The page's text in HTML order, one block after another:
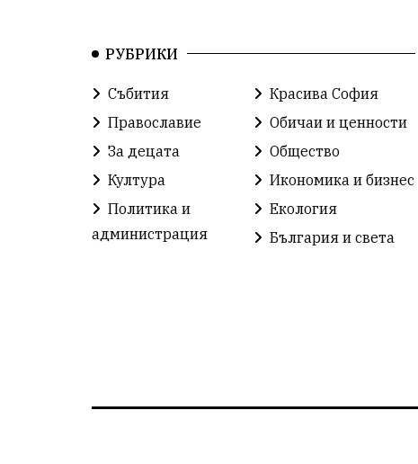
РУБРИКИ
Събития
Красива София
Православие
Обичаи и ценности
За децата
Общество
Култура
Икономика и бизнес
Политика и
администрация
Екология
България и света